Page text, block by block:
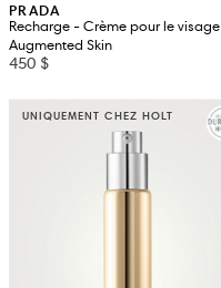
PRADA
Recharge - Crème pour le visage
Augmented Skin
450 $
UNIQUEMENT CHEZ HOLT